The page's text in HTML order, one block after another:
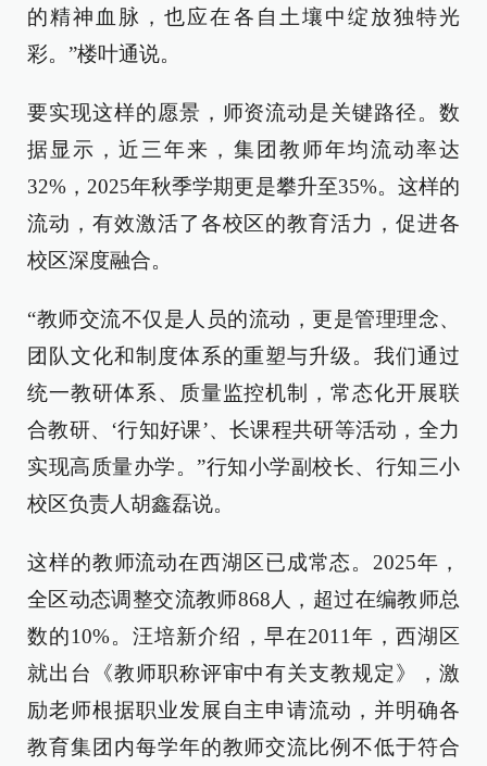
的精神血脉，也应在各自土壤中绽放独特光
彩。”楼叶通说。
要实现这样的愿景，师资流动是关键路径。数
据显示，近三年来，集团教师年均流动率达
32%，2025年秋季学期更是攀升至35%。这样的
流动，有效激活了各校区的教育活力，促进各
校区深度融合。
“教师交流不仅是人员的流动，更是管理理念、
团队文化和制度体系的重塑与升级。我们通过
统一教研体系、质量监控机制，常态化开展联
合教研、‘行知好课’、长课程共研等活动，全力
实现高质量办学。”行知小学副校长、行知三小
校区负责人胡鑫磊说。
这样的教师流动在西湖区已成常态。2025年，
全区动态调整交流教师868人，超过在编教师总
数的10%。汪培新介绍，早在2011年，西湖区
就出台《教师职称评审中有关支教规定》，激
励老师根据职业发展自主申请流动，并明确各
教育集团内每学年的教师交流比例不低于符合